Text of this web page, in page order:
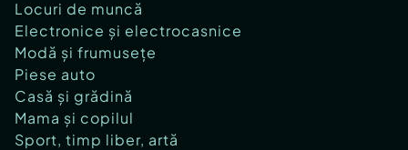
Locuri de muncă
Electronice și electrocasnice
Modă și frumusețe
Piese auto
Casă și grădină
Mama și copilul
Sport, timp liber, artă